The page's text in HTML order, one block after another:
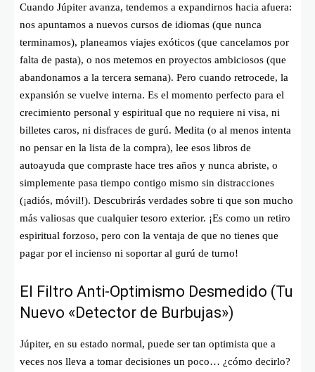
Cuando Júpiter avanza, tendemos a expandirnos hacia afuera:
nos apuntamos a nuevos cursos de idiomas (que nunca
terminamos), planeamos viajes exóticos (que cancelamos por
falta de pasta), o nos metemos en proyectos ambiciosos (que
abandonamos a la tercera semana). Pero cuando retrocede, la
expansión se vuelve interna. Es el momento perfecto para el
crecimiento personal y espiritual que no requiere ni visa, ni
billetes caros, ni disfraces de gurú. Medita (o al menos intenta
no pensar en la lista de la compra), lee esos libros de
autoayuda que compraste hace tres años y nunca abriste, o
simplemente pasa tiempo contigo mismo sin distracciones
(¡adiós, móvil!). Descubrirás verdades sobre ti que son mucho
más valiosas que cualquier tesoro exterior. ¡Es como un retiro
espiritual forzoso, pero con la ventaja de que no tienes que
pagar por el incienso ni soportar al gurú de turno!
El Filtro Anti-Optimismo Desmedido (Tu
Nuevo «Detector de Burbujas»)
Júpiter, en su estado normal, puede ser tan optimista que a
veces nos lleva a tomar decisiones un poco… ¿cómo decirlo?